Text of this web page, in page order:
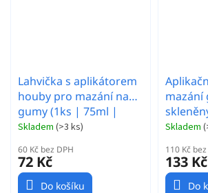
Lahvička s aplikátorem
houby pro mazání na
gumy (1ks | 75ml |
prázdné
Skladem (>3 ks)
60 Kč bez DPH
72 Kč
Do košíku
mazání
30mm
Skladem (
110 Kč
133 Kč
Do